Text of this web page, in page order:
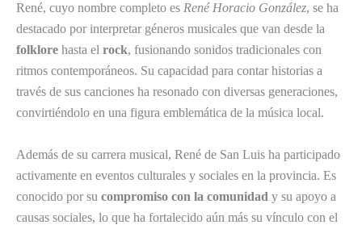
René, cuyo nombre completo es René Horacio González, se ha
destacado por interpretar géneros musicales que van desde la
folklore hasta el rock, fusionando sonidos tradicionales con
ritmos contemporáneos. Su capacidad para contar historias a
través de sus canciones ha resonado con diversas generaciones,
convirtiéndolo en una figura emblemática de la música local.
Además de su carrera musical, René de San Luis ha participado
activamente en eventos culturales y sociales en la provincia. Es
conocido por su compromiso con la comunidad y su apoyo a
causas sociales, lo que ha fortalecido aún más su vínculo con el